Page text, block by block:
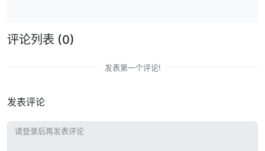
评论列表 (0)
发表第一个评论!
发表评论